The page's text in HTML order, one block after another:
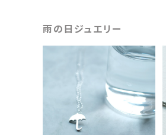
雨の日ジュエリー